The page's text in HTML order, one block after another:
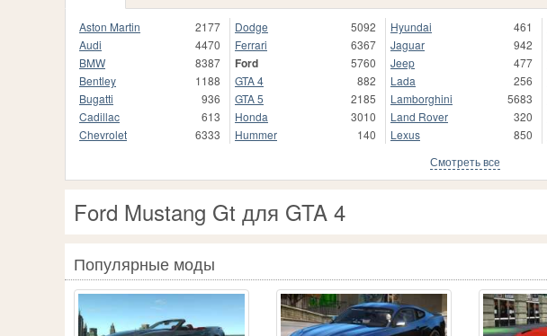
Aston Martin
2177
Audi
4470
BMW
8387
Bentley
1188
Bugatti
936
Cadillac
613
Chevrolet
6333
Dodge
5092
Ferrari
6367
Ford
5760
GTA 4
882
GTA 5
2185
Honda
3010
Hummer
140
Hyundai
461
Jaguar
942
Jeep
477
Lada
256
Lamborghini
5683
Land Rover
320
Lexus
850
Смотреть все
Ford Mustang Gt для GTA 4
Популярные моды